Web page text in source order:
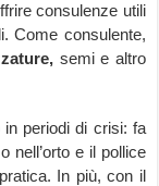
consulenze utili
Come consulente,
semi e altro
in periodi di crisi: fa
nell’orto e il pollice
In più, con il